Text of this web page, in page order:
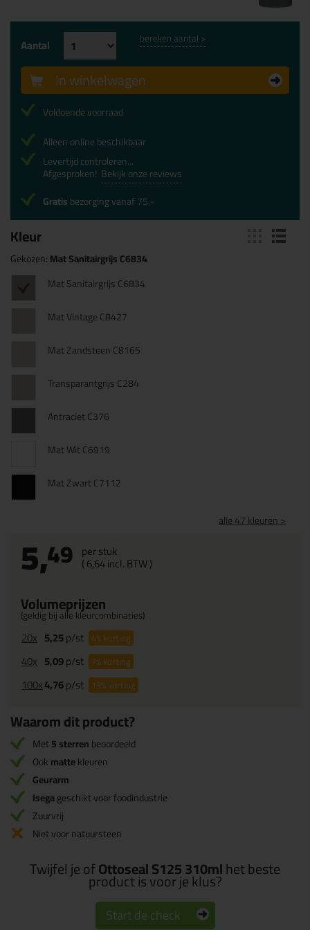
Kleur
Gekozen:Mat Sanitairgrijs C6834
Mat Sanitairgrijs C6834
Mat Vintage C8427
Mat Zandsteen C8165
Transparantgrijs C284
Antraciet C376
Mat Wit C6919
Mat Zwart C7112
alle 47 kleuren >
5,49 per stuk
(6,64incl. BTW )
Volumeprijzen
(geldig bij alle kleurcombinaties)
20x 5,25p/st 4%korting
40x 5,09p/st 7%korting
100x4,76p/st 13%korting
Aantal bereken aantal >
In winkelwagen
Voldoende voorraad
Alleen online beschikbaar
Levertijd controleren...
Afgesproken! Bekijk onze reviews
Gratisbezorging vanaf 75,-
Waarom dit product?
Met5 sterrenbeoordeeld
Ookmattekleuren
Geurarm
Isegageschikt voor foodindustrie
Zuurvrij
Niet voor natuursteen
Twijfel je ofOttoseal S125 310mlhet beste
product is voor je klus?
Start de check